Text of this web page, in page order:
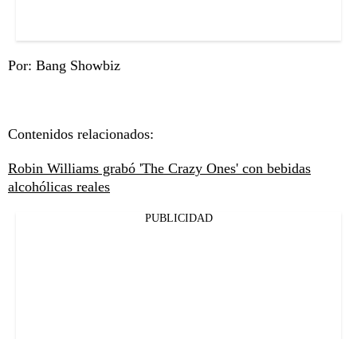
Por: Bang Showbiz
Contenidos relacionados:
Robin Williams grabó 'The Crazy Ones' con bebidas
alcohólicas reales
PUBLICIDAD